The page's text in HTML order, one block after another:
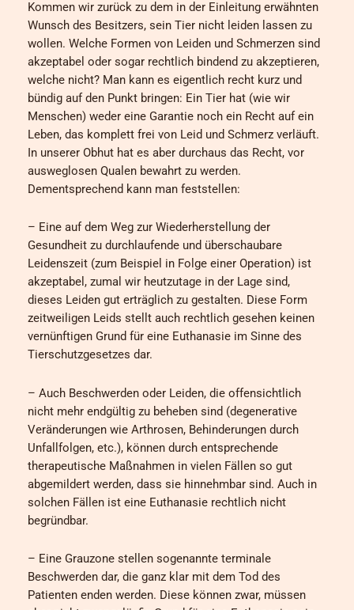
Kommen wir zurück zu dem in der Einleitung erwähnten
Wunsch des Besitzers, sein Tier nicht leiden lassen zu
wollen. Welche Formen von Leiden und Schmerzen sind
akzeptabel oder sogar rechtlich bindend zu akzeptieren,
welche nicht? Man kann es eigentlich recht kurz und
bündig auf den Punkt bringen: Ein Tier hat (wie wir
Menschen) weder eine Garantie noch ein Recht auf ein
Leben, das komplett frei von Leid und Schmerz verläuft.
In unserer Obhut hat es aber durchaus das Recht, vor
ausweglosen Qualen bewahrt zu werden.
Dementsprechend kann man feststellen:
– Eine auf dem Weg zur Wiederherstellung der
Gesundheit zu durchlaufende und überschaubare
Leidenszeit (zum Beispiel in Folge einer Operation) ist
akzeptabel, zumal wir heutzutage in der Lage sind,
dieses Leiden gut erträglich zu gestalten. Diese Form
zeitweiligen Leids stellt auch rechtlich gesehen keinen
vernünftigen Grund für eine Euthanasie im Sinne des
Tierschutzgesetzes dar.
– Auch Beschwerden oder Leiden, die offensichtlich
nicht mehr endgültig zu beheben sind (degenerative
Veränderungen wie Arthrosen, Behinderungen durch
Unfallfolgen, etc.), können durch entsprechende
therapeutische Maßnahmen in vielen Fällen so gut
abgemildert werden, dass sie hinnehmbar sind. Auch in
solchen Fällen ist eine Euthanasie rechtlich nicht
begründbar.
– Eine Grauzone stellen sogenannte terminale
Beschwerden dar, die ganz klar mit dem Tod des
Patienten enden werden. Diese können zwar, müssen